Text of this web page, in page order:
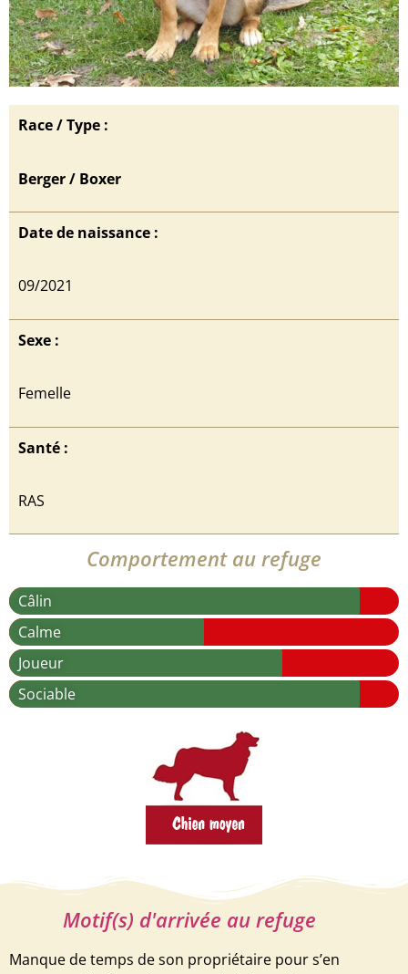
Race / Type :
Berger / Boxer
Date de naissance :
09/2021
Sexe :
Femelle
Santé :
RAS
Comportement au refuge
Câlin
Calme
Joueur
Sociable
Motif(s) d'arrivée au refuge
Manque de temps de son propriétaire pour s’en